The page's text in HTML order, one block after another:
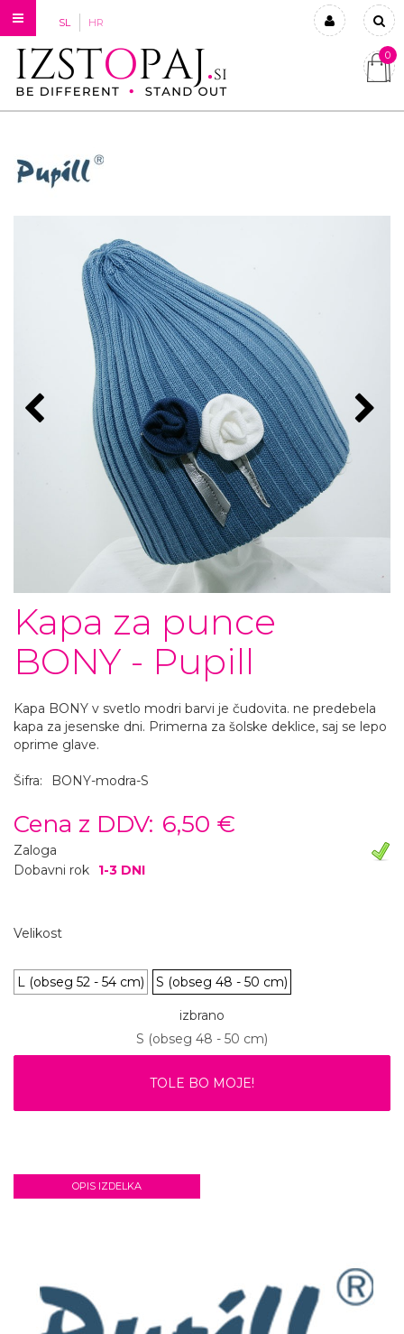
SL HR
Prijavi se
0
Kapa za punce
BONY - Pupill
Kapa BONY v svetlo modri barvi je čudovita. ne predebela
kapa za jesenske dni. Primerna za šolske deklice, saj se lepo
oprime glave.
Šifra: BONY-modra-S
Cena z DDV: 6,50 €
Zaloga
Dobavni rok
1-3 DNI
Velikost
L (obseg 52 - 54 cm) S (obseg 48 - 50 cm)
izbrano
S (obseg 48 - 50 cm)
TOLE BO MOJE!
OPIS IZDELKA